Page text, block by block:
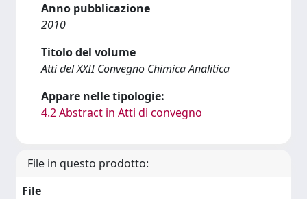
Anno pubblicazione
2010
Titolo del volume
Atti del XXII Convegno Chimica Analitica
Appare nelle tipologie:
4.2 Abstract in Atti di convegno
File in questo prodotto:
File